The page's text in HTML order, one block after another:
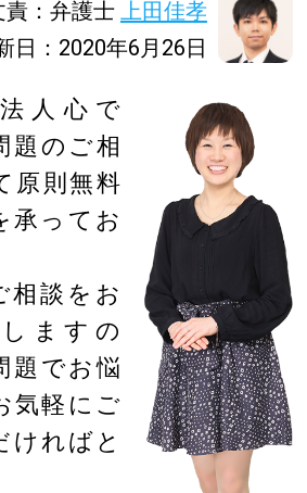
責：弁護士
上田佳孝
日：2020年6月26日
人心で
題のご相
原則無料
承ってお
相談をお
ますの
題でお悩
気軽にご
ければと